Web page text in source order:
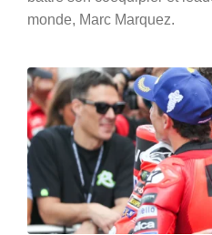
monde, Marc Marquez.